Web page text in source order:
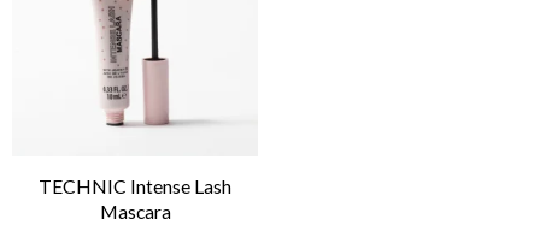
TECHNIC Intense Lash
Mascara